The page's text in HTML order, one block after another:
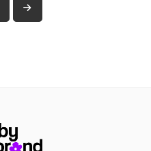
→